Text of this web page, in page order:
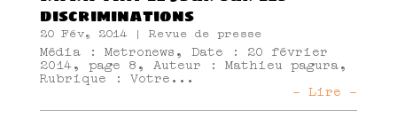
discriminations
20 Fév, 2014 | Revue de presse
Média : Metronews, Date : 20 février
2014, page 8, Auteur : Mathieu pagura,
Rubrique : Votre...
- Lire -